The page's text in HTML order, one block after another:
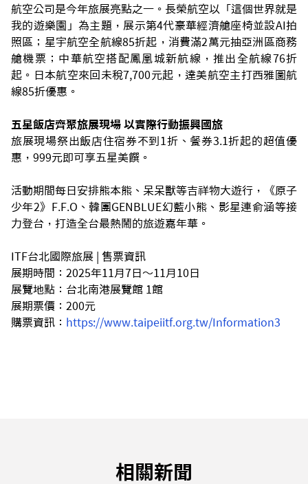
航空公司是今年旅展亮點之一。長榮航空以「這個世界就是
我的遊樂園」為主題，展示第4代豪華經濟艙座椅並設AI拍
照區；星宇航空全航線85折起，消費滿2萬元抽亞洲區商務
艙機票；中華航空搭配鳳凰城新航線，推出全航線76折
起。日本航空來回未稅7,700元起，達美航空主打西雅圖航
線85折優惠。
五星飯店齊聚旅展現場 以實際行動振興國旅
旅展現場祭出飯店住宿券不到1折、餐券3.1折起的超值優
惠，999元即可享五星美饌。
活動期間每日安排熊本熊、呆呆獸等吉祥物大遊行，《原子
少年2》F.F.O、韓團GENBLUE幻藍小熊、影星連俞涵等接
力登台，打造全台最熱鬧的旅遊嘉年華。
ITF台北國際旅展 | 售票資訊
展期時間：2025年11月7日～11月10日
展覽地點：台北南港展覽館 1館
展期票價：200元
購票資訊：
https://www.taipeiitf.org.tw/Information3
相關新聞